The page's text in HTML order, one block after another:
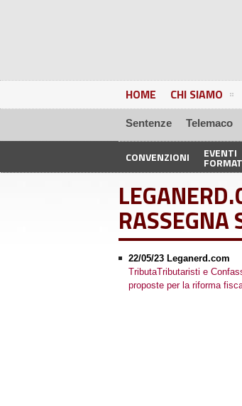
HOME CHI SIAMO
Sentenze Telemaco
CONVENZIONI EVENTI
RASSEGNA
22/05/23 Leganerd.com
TributaTributaristi e
proposte per la riforma